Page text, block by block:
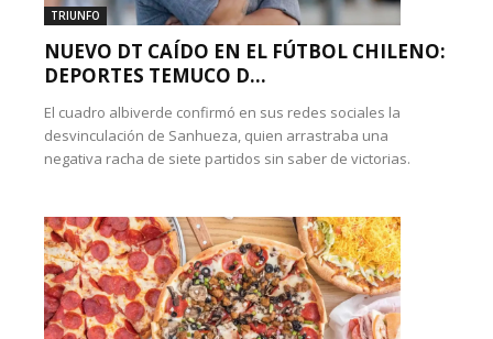
TRIUNFO
NUEVO DT CAÍDO EN EL FÚTBOL CHILENO:
DEPORTES TEMUCO D...
El cuadro albiverde confirmó en sus redes sociales la
desvinculación de Sanhueza, quien arrastraba una
negativa racha de siete partidos sin saber de victorias.